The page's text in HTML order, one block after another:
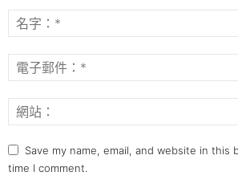
Save my name, email, and website in this
time I comment.